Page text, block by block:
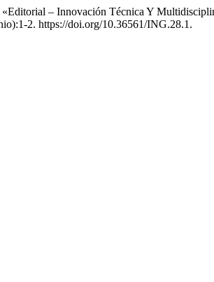
– Innovación Técnica Y
2. https://doi.org/10.36561/ING.28.1.